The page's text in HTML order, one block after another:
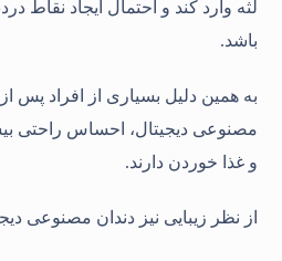
لثه وارد کند و احتمال ایجاد نقاط
باشد.
به همین دلیل بسیاری از افراد پس از
مصنوعی دیجیتال، احساس راحتی
و غذا خوردن دارند.
از نظر زیبایی نیز دندان مصنوعی